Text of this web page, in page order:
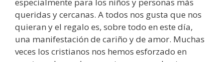
especialmente para los niños y personas más
queridas y cercanas. A todos nos gusta que nos
quieran y el regalo es, sobre todo en este día,
una manifestación de cariño y de amor. Muchas
veces los cristianos nos hemos esforzado en